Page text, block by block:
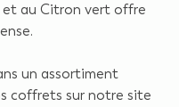
et au Citron vert offre
un assortiment
coffrets sur notre site